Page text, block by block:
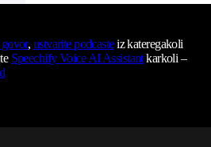
, ustvarite podcasteiz kateregakoli
Speechify Voice AI Assistantkarkoli –